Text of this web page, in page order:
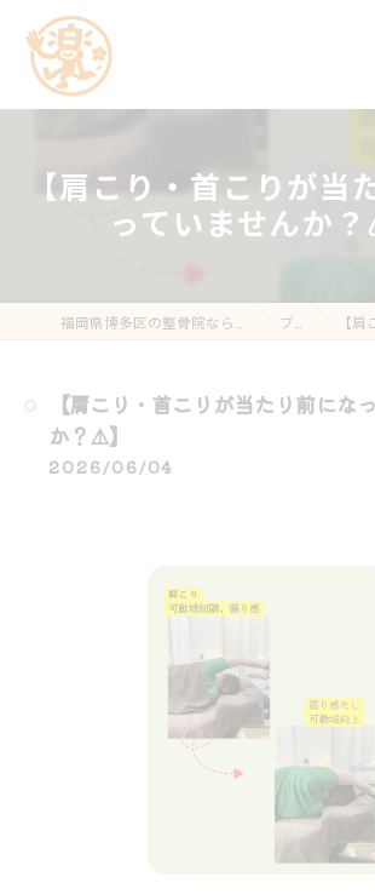
【肩こり・首こりが当
っていませんか？
ブログ 【肩こり
【肩こり・首こりが当たり前にな
か？⚠️】
2026/06/04